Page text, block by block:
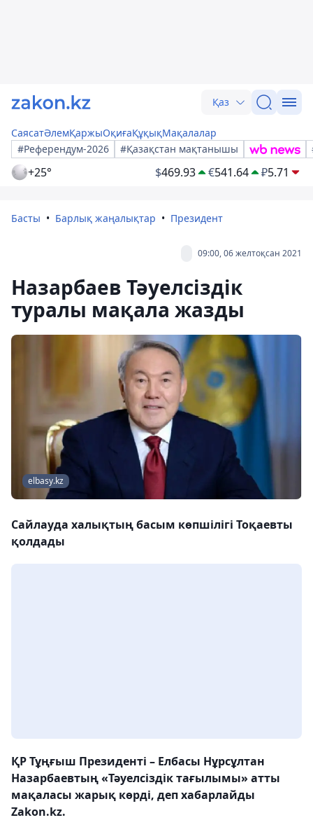
Қаз
СаясатӘлемҚаржыОқиғаҚұқықМақалалар
#Референдум-2026
#Қазақстан мақтанышы
+25° $469.93 €541.64 ₽5.71
Басты Барлық жаңалықтар Президент
09:00, 06 желтоқсан 2021
Назарбаев Тәуелсіздік
туралы мақала жазды
elbasy.kz
Сайлауда халықтың басым көпшілігі Тоқаевты
қолдады
ҚР Тұңғыш Президенті – Елбасы Нұрсұлтан
Назарбаевтың «Тәуелсіздік тағылымы» атты
мақаласы жарық көрді, деп хабарлайды
Zakon.kz.